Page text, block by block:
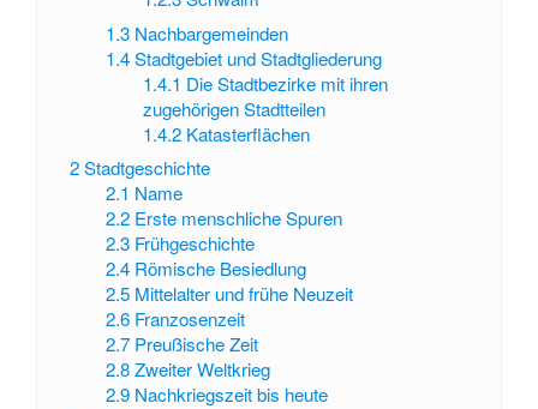
1.3 Nachbargemeinden
1.4 Stadtgebiet und Stadtgliederung
1.4.1 Die Stadtbezirke mit ihren
zugehörigen Stadtteilen
1.4.2 Katasterflächen
2Stadtgeschichte
2.1 Name
2.2 Erste menschliche Spuren
2.3 Frühgeschichte
2.4 Römische Besiedlung
2.5 Mittelalter und frühe Neuzeit
2.6 Franzosenzeit
2.7 Preußische Zeit
2.8 Zweiter Weltkrieg
2.9 Nachkriegszeit bis heute